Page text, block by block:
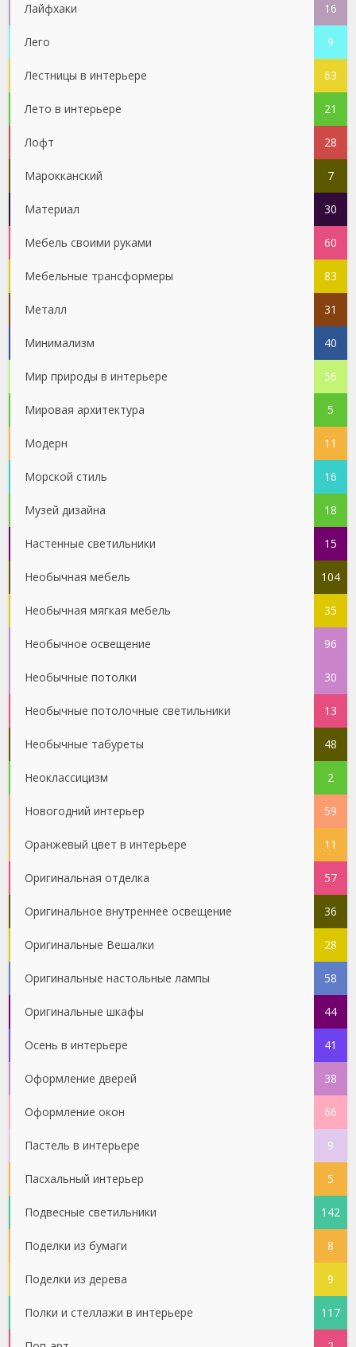
Лайфхаки 16
Лего 9
Лестницы в интерьере 63
Лето в интерьере 21
Лофт 28
Марокканский 7
Материал 30
Мебель своими руками 60
Мебельные трансформеры 83
Металл 31
Минимализм 40
Мир природы в интерьере 56
Мировая архитектура 5
Модерн 11
Морской стиль 16
Музей дизайна 18
Настенные светильники 15
Необычная мебель 104
Необычная мягкая мебель 35
Необычное освещение 96
Необычные потолки 30
Необычные потолочные светильники 13
Необычные табуреты 48
Неоклассицизм 2
Новогодний интерьер 59
Оранжевый цвет в интерьере 11
Оригинальная отделка 57
Оригинальное внутреннее освещение 36
Оригинальные Вешалки 28
Оригинальные настольные лампы 58
Оригинальные шкафы 44
Осень в интерьере 41
Оформление дверей 38
Оформление окон 66
Пастель в интерьере 9
Пасхальный интерьер 5
Подвесные светильники 142
Поделки из бумаги 8
Поделки из дерева 9
Полки и стеллажи в интерьере 117